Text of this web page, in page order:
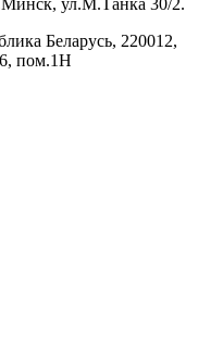
Беларусь, 220012,
пом.1Н